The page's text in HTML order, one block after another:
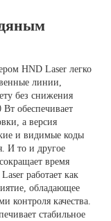
HND Laser легко
линии,
без снижения
обеспечивает
а версия
и видимые коды
И то и другое
время
работает как
обладающее
контроля качества.
стабильное